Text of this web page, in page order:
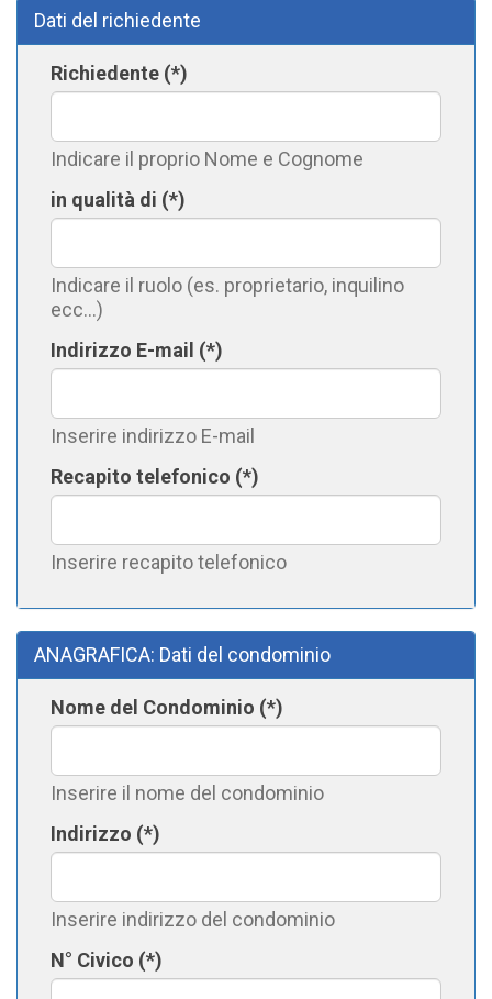
Dati del richiedente
Richiedente (*)
Indicare il proprio Nome e Cognome
in qualità di (*)
Indicare il ruolo (es. proprietario, inquilino
ecc...)
Indirizzo E-mail (*)
Inserire indirizzo E-mail
Recapito telefonico (*)
Inserire recapito telefonico
ANAGRAFICA: Dati del condominio
Nome del Condominio (*)
Inserire il nome del condominio
Indirizzo (*)
Inserire indirizzo del condominio
N° Civico (*)